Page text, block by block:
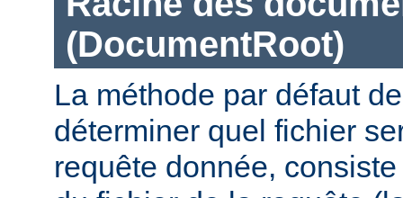
(DocumentRoot)
La méthode par défaut
déterminer quel fichier
requête donnée,